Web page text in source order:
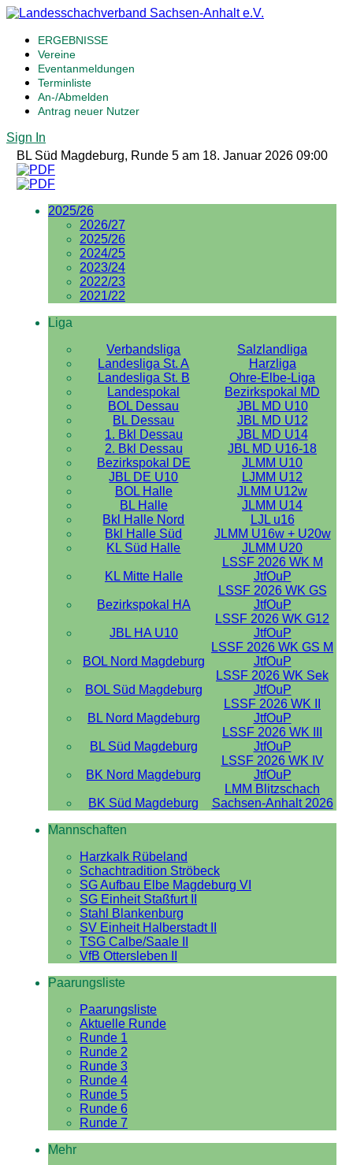
ERGEBNISSE
Vereine
Eventanmeldungen
Terminliste
An-/Abmelden
Antrag neuer Nutzer
Sign In
BL Süd Magdeburg, Runde 5 am 18. Januar 2026 09:00
2025/26
2026/27
2025/26
2024/25
2023/24
2022/23
2021/22
Liga
Verbandsliga
Salzlandliga
Landesliga St. A
Harzliga
Landesliga St. B
Ohre-Elbe-Liga
Landespokal
Bezirkspokal MD
BOL Dessau
JBL MD U10
BL Dessau
JBL MD U12
1. Bkl Dessau
JBL MD U14
2. Bkl Dessau
JBL MD U16-18
Bezirkspokal DE
JLMM U10
JBL DE U10
LJMM U12
BOL Halle
JLMM U12w
BL Halle
JLMM U14
Bkl Halle Nord
LJL u16
Bkl Halle Süd
JLMM U16w + U20w
KL Süd Halle
JLMM U20
KL Mitte Halle
LSSF 2026 WK M
JtfOuP
Bezirkspokal HA
LSSF 2026 WK GS
JtfOuP
JBL HA U10
LSSF 2026 WK G12
JtfOuP
BOL Nord Magdeburg
LSSF 2026 WK GS M
JtfOuP
BOL Süd Magdeburg
LSSF 2026 WK Sek
JtfOuP
BL Nord Magdeburg
LSSF 2026 WK II
JtfOuP
BL Süd Magdeburg
LSSF 2026 WK III
JtfOuP
BK Nord Magdeburg
LSSF 2026 WK IV
JtfOuP
BK Süd Magdeburg
LMM Blitzschach
Sachsen-Anhalt 2026
Mannschaften
Harzkalk Rübeland
Schachtradition Ströbeck
SG Aufbau Elbe Magdeburg VI
SG Einheit Staßfurt II
Stahl Blankenburg
SV Einheit Halberstadt II
TSG Calbe/Saale II
VfB Ottersleben II
Paarungsliste
Paarungsliste
Aktuelle Runde
Runde 1
Runde 2
Runde 3
Runde 4
Runde 5
Runde 6
Runde 7
Mehr